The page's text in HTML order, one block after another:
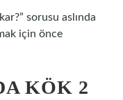
sorusu aslında
için önce
KÖK 2